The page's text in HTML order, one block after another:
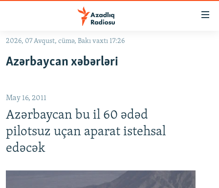
Əsas
qayıt
qayıt
Axtarışa
#ƏSLINDƏ
FƏRQƏ BAX
QANUNI DOĞRU
2026, 07 Avqust, cümə, Bakı vaxtı 17:26
Azərbaycan xəbərləri
May 16, 2011
Azərbaycan bu il 60 ədəd
pilotsuz uçan aparat istehsal
edəcək